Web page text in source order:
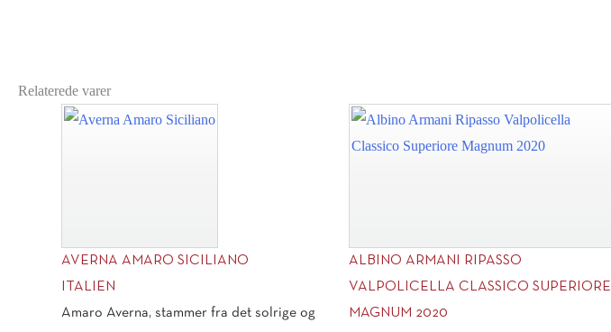
Relaterede varer
AVERNA AMARO SICILIANO
ITALIEN
Amaro Averna, stammer fra det solrige og
ALBINO ARMANI RIPASSO
VALPOLICELLA CLASSICO SUPERIORE
MAGNUM 2020